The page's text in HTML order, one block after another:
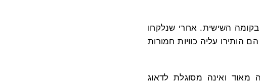
ביתן בקומה השישית. אחרי שנלקחו
עליה כוויות חמורות
ואינה מסוגלת לדאוג